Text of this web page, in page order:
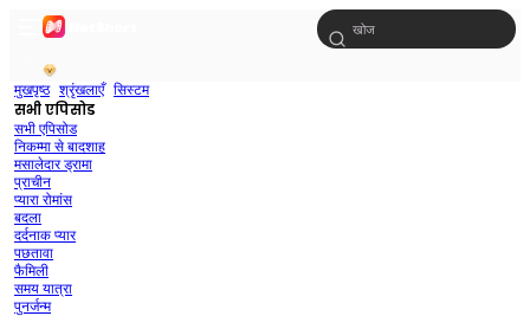
मुखपृष्ठ श्रृंखलाएँ सिस्टम
सभी एपिसोड
सभी एपिसोड
निकम्मा से बादशाह
मसालेदार ड्रामा
प्राचीन
प्यारा रोमांस
बदला
दर्दनाक प्यार
पछतावा
फैमिली
समय यात्रा
पुनर्जन्म